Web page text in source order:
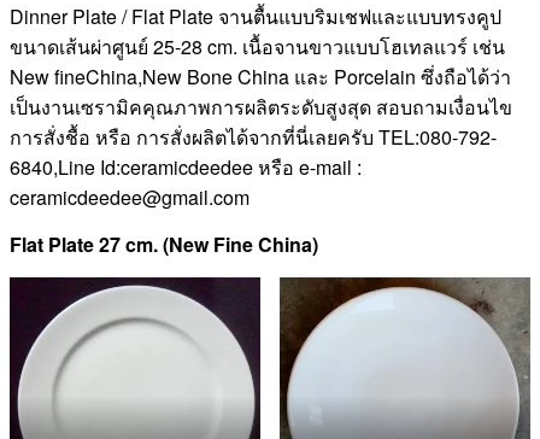
Dinner Plate / Flat Plate จานตื้นแบบริมเชฟและแบบทรงคูป
ขนาดเส้นผ่าศูนย์ 25-28 cm. เนื้อจานขาวแบบโฮเทลแวร์ เช่น
New fineChina,New Bone China และ Porcelain ซึ่งถือได้ว่า
เป็นงานเซรามิคคุณภาพการผลิตระดับสูงสุด สอบถามเงื่อนไข
การสั่งชื้อ หรือ การสั่งผลิตได้จากที่นี่เลยครับ TEL:080-792-
6840,Line Id:ceramicdeedee หรือ e-mail :
ceramicdeedee@gmail.com
Flat Plate 27 cm. (New Fine China)